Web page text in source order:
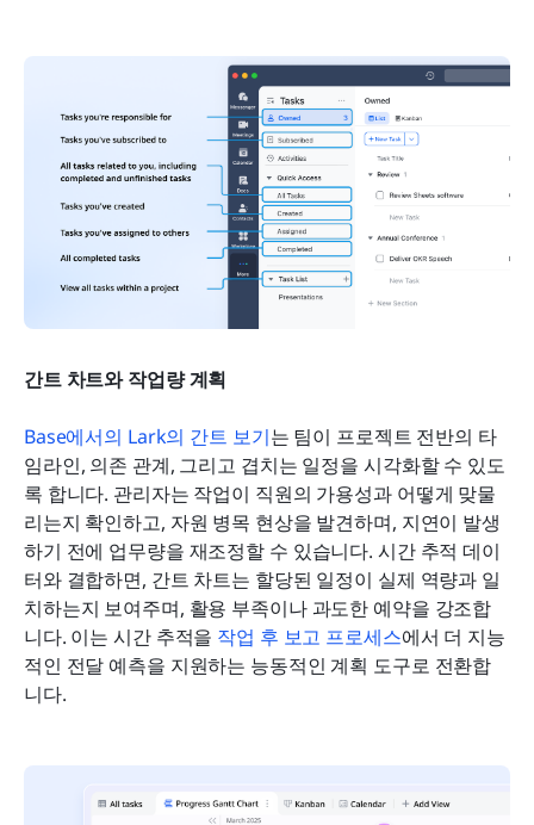
간트 차트와 작업량 계획
Base에서의 Lark의 간트 보기는 팀이 프로젝트 전반의 타
임라인, 의존 관계, 그리고 겹치는 일정을 시각화할 수 있도
록 합니다. 관리자는 작업이 직원의 가용성과 어떻게 맞물
리는지 확인하고, 자원 병목 현상을 발견하며, 지연이 발생
하기 전에 업무량을 재조정할 수 있습니다. 시간 추적 데이
터와 결합하면, 간트 차트는 할당된 일정이 실제 역량과 일
치하는지 보여주며, 활용 부족이나 과도한 예약을 강조합
니다. 이는 시간 추적을 작업 후 보고 프로세스에서 더 지능
적인 전달 예측을 지원하는 능동적인 계획 도구로 전환합
니다.